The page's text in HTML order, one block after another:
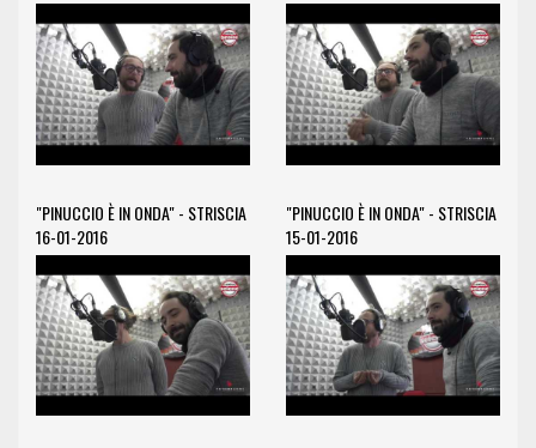
"PINUCCIO È IN ONDA" - STRISCIA
16-01-2016
"PINUCCIO È IN ONDA" - STRISCIA
15-01-2016